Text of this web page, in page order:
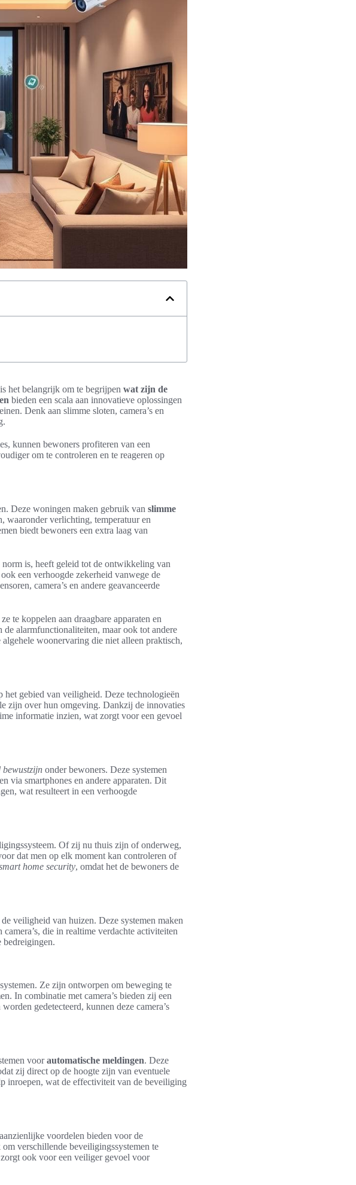
het belangrijk om te begrijpen wat zijn de
bieden een scala aan innovatieve oplossingen
Denk aan slimme sloten, camera’s en
kunnen bewoners profiteren van een
om te controleren en te reageren op
Deze woningen maken gebruik van slimme
waaronder verlichting, temperatuur en
biedt bewoners een extra laag van
is, heeft geleid tot de ontwikkeling van
een verhoogde zekerheid vanwege de
camera’s en andere geavanceerde
te koppelen aan draagbare apparaten en
alarmfunctionaliteiten, maar ook tot andere
algehele woonervaring die niet alleen praktisch,
gebied van veiligheid. Deze technologieën
zijn over hun omgeving. Dankzij de innovaties
informatie inzien, wat zorgt voor een gevoel
bewustzijn onder bewoners. Deze systemen
via smartphones en andere apparaten. Dit
wat resulteert in een verhoogde
Of zij nu thuis zijn of onderweg,
dat men op elk moment kan controleren of
home security, omdat het de bewoners de
veiligheid van huizen. Deze systemen maken
camera’s, die in realtime verdachte activiteiten
bedreigingen.
Ze zijn ontworpen om beweging te
In combinatie met camera’s bieden zij een
gedetecteerd, kunnen deze camera’s
voorautomatische meldingen. Deze
zij direct op de hoogte zijn van eventuele
inroepen, wat de effectiviteit van de beveiliging
voordelen bieden voor de
verschillende beveiligingssystemen te
ook voor een veiliger gevoel voor